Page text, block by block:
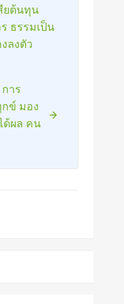
ยต้นทุน
ธรรมเป็น
ลงตัว
าร
ข์ มอง
ด้ผล คน